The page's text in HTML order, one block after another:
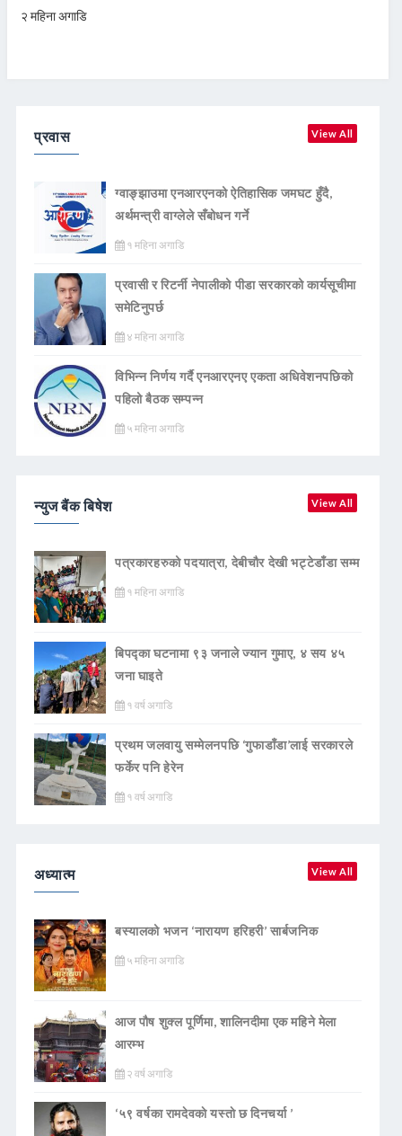
२ महिना अगाडि
प्रवास View All
ग्वाङ्झाउमा एनआरएनको ऐतिहासिक जमघट हुँदै,
अर्थमन्त्री वाग्लेले सँबोधन गर्ने
१ महिना अगाडि
प्रवासी र रिटर्नी नेपालीको पीडा सरकारको कार्यसूचीमा
समेटिनुपर्छ
४ महिना अगाडि
विभिन्न निर्णय गर्दै एनआरएनए एकता अधिवेशनपछिको
पहिलो बैठक सम्पन्न
५ महिना अगाडि
न्युज बैंक बिषेश View All
पत्रकारहरुको पदयात्रा, देबीचौर देखी भट्टेडाँडा सम्म
१ महिना अगाडि
बिपद्का घटनामा ९३ जनाले ज्यान गुमाए, ४ सय ४५
जना घाइते
१ वर्ष अगाडि
प्रथम जलवायु सम्मेलनपछि ‘गुफाडाँडा’लाई सरकारले
फर्केर पनि हेरेन
१ वर्ष अगाडि
अध्यात्म View All
बस्यालको भजन ‘नारायण हरिहरी’ सार्बजनिक
५ महिना अगाडि
आज पौष शुक्ल पूर्णिमा, शालिनदीमा एक महिने मेला
आरम्भ
२ वर्ष अगाडि
‘५९ वर्षका रामदेवकाे यस्ताे छ दिनचर्या ’